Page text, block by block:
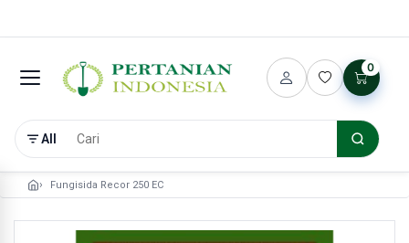
All
0
Fungisida Recor 250 EC